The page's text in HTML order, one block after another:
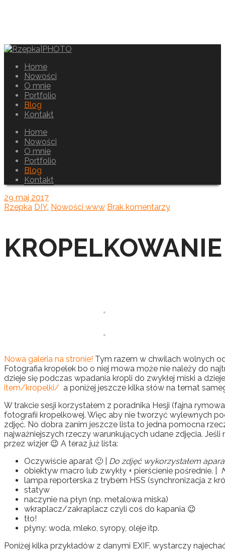
Home
Nowości
O mnie
Portfolio
Blog
Kontakt
Home
Nowości
O mnie
Portfolio
Blog
Kontakt
29 maj 2017
Rzepka DIY, Nowości www Brak komentarzy
KROPELKOWANIE
Nowa galeria na stronie! Tym razem w chwilach wolnych
Fotografia kropelek bo o niej mowa może nie należy do
dzieje się podczas wpadania kropli do zwykłej miski a
item/kropelki/ a poniżej jeszcze kilka słów na temat
W trakcie sesji korzystałem z poradnika Hesji (fajna
fotografii kropelkowej. Więc aby nie tworzyć wylewnych
zdjęć. No dobra zanim jeszcze lista to jedna pomocna
najważniejszych rzeczy warunkujących udane zdjęcia.
przez wizjer 😉 A teraz już lista:
Oczywiście aparat 🙂 | Do zdjęć wykorzystałem
obiektyw macro lub zwykły + pierścienie pośrednie. |
lampa reporterska z trybem HSS (synchronizacja z
statyw
naczynie na płyn (np. metalowa miska)
wkraplacz/zakraplacz czyli coś do kapania 😉
tło!
płyny: woda, mleko, syropy, oleje itp.
Poniżej kilka przykładów z danymi EXIF, wystarczy